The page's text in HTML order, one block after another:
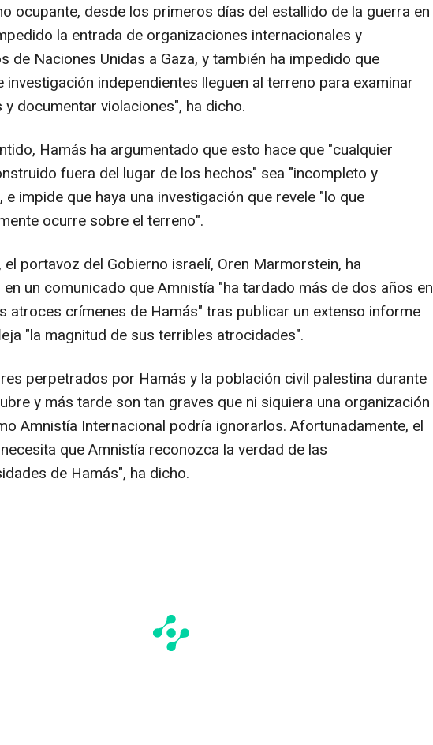
ocupante, desde los primeros días del estallido de la guerra en
la entrada de organizaciones internacionales y
de Naciones Unidas a Gaza, y también ha impedido que
investigación independientes lleguen al terreno para examinar
y documentar violaciones", ha dicho.
Hamás ha argumentado que esto hace que "cualquier
fuera del lugar de los hechos" sea "incompleto y
e impide que haya una investigación que revele "lo que
ocurre sobre el terreno".
el portavoz del Gobierno israelí, Oren Marmorstein, ha
un comunicado que Amnistía "ha tardado más de dos años en
atroces crímenes de Hamás" tras publicar un extenso informe
"la magnitud de sus terribles atrocidades".
perpetrados por Hamás y la población civil palestina durante
y más tarde son tan graves que ni siquiera una organización
Amnistía Internacional podría ignorarlos. Afortunadamente, el
que Amnistía reconozca la verdad de las
de Hamás", ha dicho.